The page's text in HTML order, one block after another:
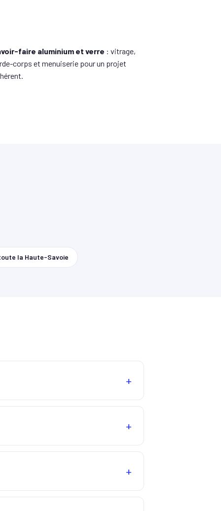
faire aluminium et verre : vitrage,
corps et menuiserie pour un projet
la Haute-Savoie